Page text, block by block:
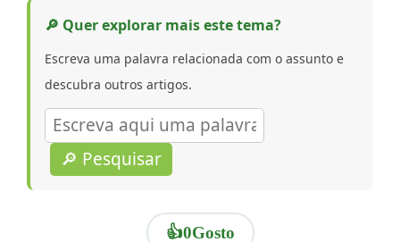
🔎 Quer explorar mais este tema?
Escreva uma palavra relacionada com o assunto e
descubra outros artigos.
🔎 Pesquisar
👍0Gosto